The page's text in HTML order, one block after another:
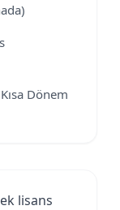
Dönem
lisans